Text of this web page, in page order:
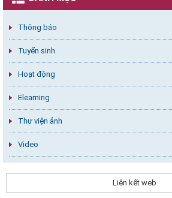
Thông báo
Tuyển sinh
Hoạt động
Elearning
Thư viện ảnh
Video
Liên kết web